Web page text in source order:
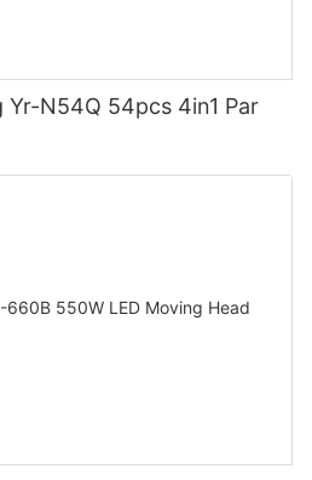
Yr-N54Q 54pcs 4in1 Par